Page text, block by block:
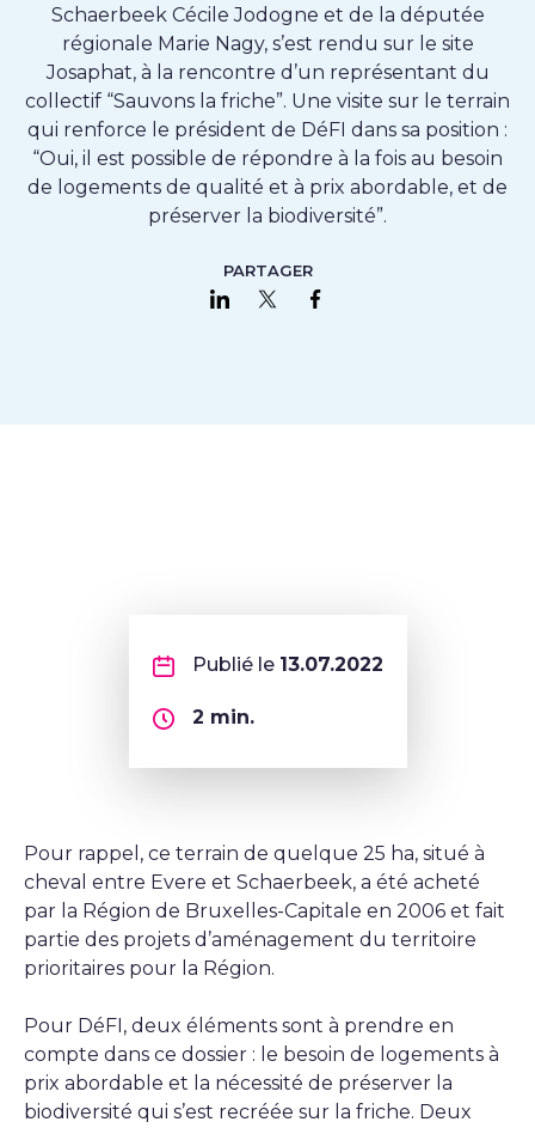
Schaerbeek Cécile Jodogne et de la députée
régionale Marie Nagy, s’est rendu sur le site
Josaphat, à la rencontre d’un représentant du
collectif “Sauvons la friche”. Une visite sur le terrain
qui renforce le président de DéFI dans sa position :
“Oui, il est possible de répondre à la fois au besoin
de logements de qualité et à prix abordable, et de
préserver la biodiversité”.
PARTAGER
Partager sur LinkedIn
Partager sur Twitter
Publié le 13.07.2022
2 min.
Pour rappel, ce terrain de quelque 25 ha, situé à
cheval entre Evere et Schaerbeek, a été acheté
par la Région de Bruxelles-Capitale en 2006 et fait
partie des projets d’aménagement du territoire
prioritaires pour la Région.
Pour DéFI, deux éléments sont à prendre en
compte dans ce dossier : le besoin de logements à
prix abordable et la nécessité de préserver la
biodiversité qui s’est recréée sur la friche. Deux